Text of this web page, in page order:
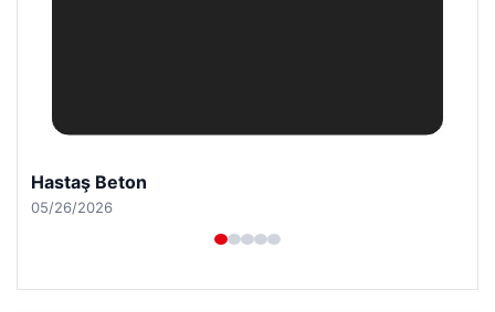
Prenses Night Club
04/29/2026